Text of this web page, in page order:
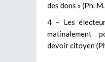
des dons » (Ph.
4 – Les
matinalement
devoir citoyen